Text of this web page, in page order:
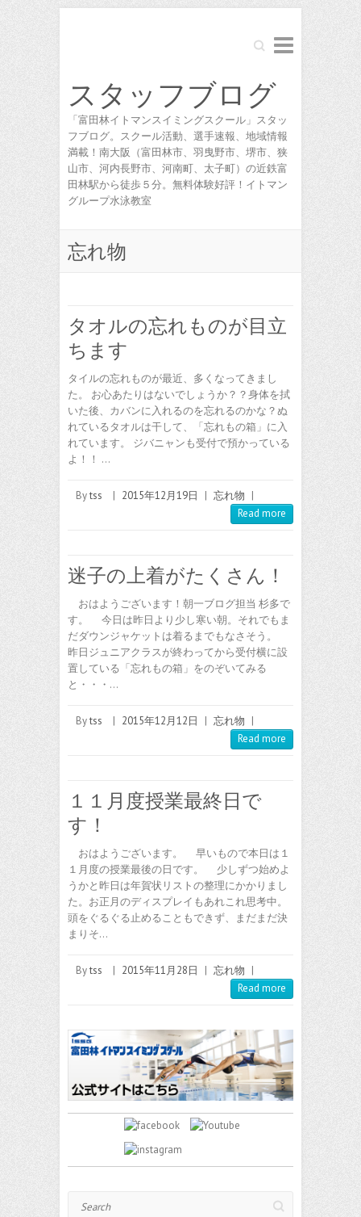
Search
スタッフブログ
「富田林イトマンスイミングスクール」スタッ
フブログ。スクール活動、選手速報、地域情報
満載！南大阪（富田林市、羽曳野市、堺市、狭
山市、河内長野市、河南町、太子町）の近鉄富
田林駅から徒歩５分。無料体験好評！イトマン
グループ水泳教室
忘れ物
タオルの忘れものが目立
ちます
タイルの忘れものが最近、多くなってきまし
た。 お心あたりはないでしょうか？？身体を拭
いた後、カバンに入れるのを忘れるのかな？ぬ
れているタオルは干して、「忘れもの箱」に入
れています。 ジバニャンも受付で預かっている
よ！！ …
Bytss | 2015年12月19日 | 忘れ物 |
Read more
迷子の上着がたくさん！
おはようございます！朝一ブログ担当 杉多で
す。 今日は昨日より少し寒い朝。それでもま
だダウンジャケットは着るまでもなさそう。
昨日ジュニアクラスが終わってから受付横に設
置している「忘れもの箱」をのぞいてみる
と・・・…
Bytss | 2015年12月12日 | 忘れ物 |
Read more
１１月度授業最終日で
す！
おはようございます。 早いもので本日は１
１月度の授業最後の日です。 少しずつ始めよ
うかと昨日は年賀状リストの整理にかかりまし
た。お正月のディスプレイもあれこれ思考中。
頭をぐるぐる止めることもできず、まだまだ決
まりそ…
Bytss | 2015年11月28日 | 忘れ物 |
Read more